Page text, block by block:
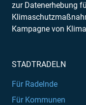
zur Datenerhebung
Kampagne von
STADTRADELN
Für Radelnde
Für Kommunen